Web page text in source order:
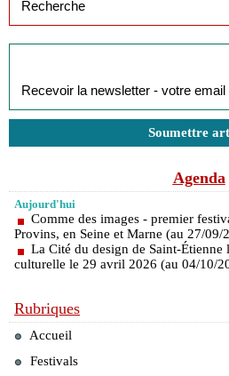
Soumettre
Agenda
Aujourd'hui
Comme des images - premier
Provins, en Seine et Marne (au 27/09/
La Cité du design de Saint-Étienne
culturelle le 29 avril 2026 (au 04/10/
Rubriques
Accueil
Festivals